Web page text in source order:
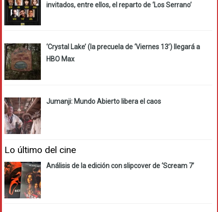
invitados, entre ellos, el reparto de ‘Los Serrano’
‘Crystal Lake’ (la precuela de ‘Viernes 13’) llegará a
HBO Max
Jumanji: Mundo Abierto libera el caos
Lo último del cine
Análisis de la edición con slipcover de ‘Scream 7’